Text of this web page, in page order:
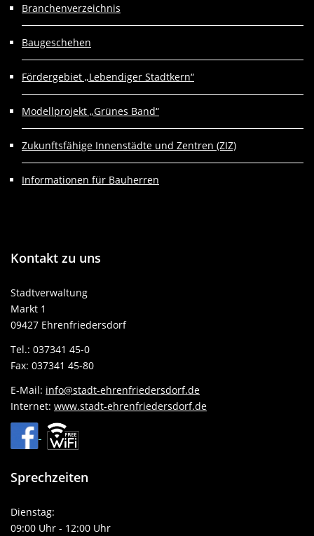
Branchenverzeichnis
Baugeschehen
Fördergebiet „Lebendiger Stadtkern“
Modellprojekt „Grünes Band“
Zukunftsfähige Innenstädte und Zentren (ZIZ)
Informationen für Bauherren
Kontakt zu uns
Stadtverwaltung
Markt 1
09427 Ehrenfriedersdorf
Tel.: 037341 45-0
Fax: 037341 45-80
E-Mail: info@stadt-ehrenfriedersdorf.de
Internet: www.stadt-ehrenfriedersdorf.de
Sprechzeiten
Dienstag:
09:00 Uhr - 12:00 Uhr